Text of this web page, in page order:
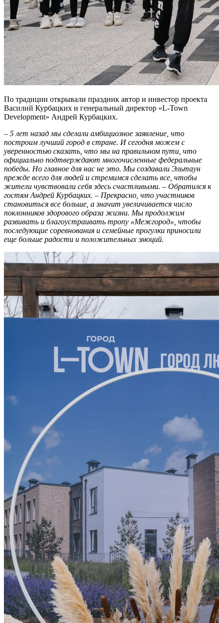
По традиции открывали праздник автор и инвестор проекта
Василий Курбацких и генеральный директор «L-Town
Development» Андрей Курбацких.
– 5 лет назад мы сделали амбициозное заявление, что
построим лучший город в стране. И сегодня можем с
уверенностью сказать, что мы на правильном пути, что
официально подтверждают многочисленные федеральные
победы. Но главное для нас не это. Мы создавали Эльтаун
прежде всего для людей и стремимся сделать все, чтобы
жители чувствовали себя здесь счастливыми. – Обратился к
гостям Андрей Курбацких. – Прекрасно, что участников
становиться все больше, а значит увеличивается число
поклонников здорового образа жизни. Мы продолжим
развивать и благоустраивать тропу «Межгород», чтобы
последующие соревнования и семейные прогулки приносили
еще больше радости и положительных эмоций.